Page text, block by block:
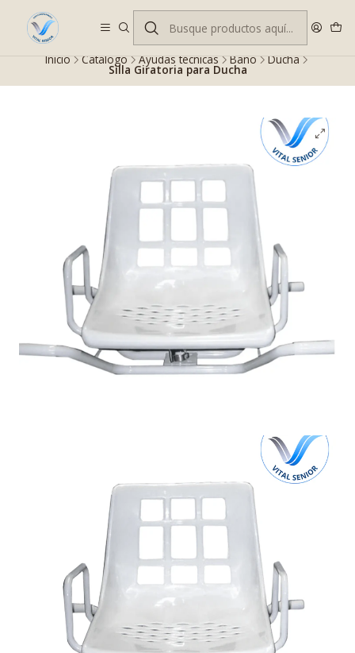
Despacho gratis en RM desde $100.000. Revisa las condiciones.
Inicio Catálogo Ayudas técnicas Baño Ducha
Silla Giratoria para Ducha